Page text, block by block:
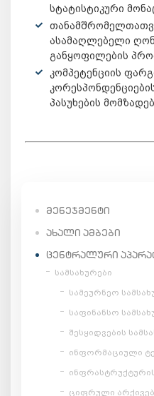
სტატისტიკური
ასამაღლებელი
განყოფილების
კომპეტენციის
პასუხების
ᲛᲔᲜᲔᲯᲛᲔᲜᲢᲘ
ᲐᲮᲐᲚᲘ ᲐᲛᲑᲔᲑᲘ
ᲪᲔᲜᲢᲠᲐᲚᲣᲠᲘ
სამსახურები
სამეურნეო
საფინანსო
შესყიდვების
ინფორმაციული
ციფრული